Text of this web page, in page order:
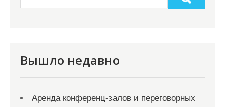
Вышло недавно
Аренда конференц-залов и переговорных